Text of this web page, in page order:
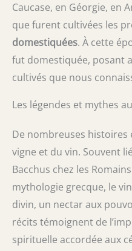
Caucase, en Géorgie, en
que furent cultivées les
domestiquées. À cette
fut domestiquée, posant
cultivés que nous
Les légendes et mythes
De nombreuses histoires
vigne et du vin. Souvent
Bacchus chez les
mythologie grecque, le
divin, un nectar aux
récits témoignent de
spirituelle accordée aux